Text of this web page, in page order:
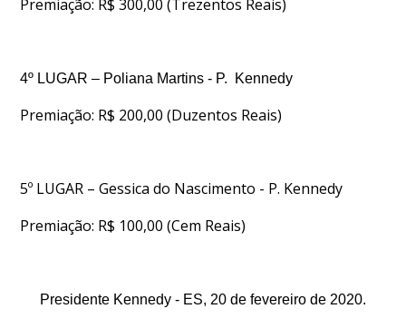
Premiação: R$ 300,00 (Trezentos Reais)
4º LUGAR – Poliana Martins - P. Kennedy
Premiação: R$ 200,00 (Duzentos Reais)
5º LUGAR – Gessica do Nascimento - P. Kennedy
Premiação: R$ 100,00 (Cem Reais)
Presidente Kennedy - ES, 20 de fevereiro de 2020.